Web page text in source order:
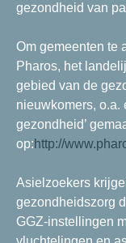
gezondheid van
Om gemeenten te
Pharos, het
gebied van de
nieuwkomers, o.a.
gezondheid’
op:http://
Asielzoekers
gezondheidszorg
GGZ-instellingen